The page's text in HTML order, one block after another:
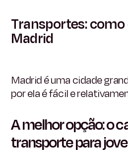
Transportes:
Madrid
Madrid é uma cidade
por ela é fácil e
A melhor opção: o
transporte para